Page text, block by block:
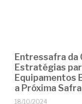
Entressafra da
Estratégias
Equipamentos
a Próxima Safra
18/10/2024